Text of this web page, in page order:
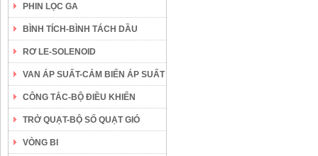
PHIN LỌC GA
BÌNH TÍCH-BÌNH TÁCH DẦU
RƠ LE-SOLENOID
VAN ÁP SUẤT-CẢM BIẾN ÁP SUẤT
CÔNG TẮC-BỘ ĐIỀU KHIỂN
TRỞ QUẠT-BỘ SỐ QUẠT GIÓ
VÒNG BI